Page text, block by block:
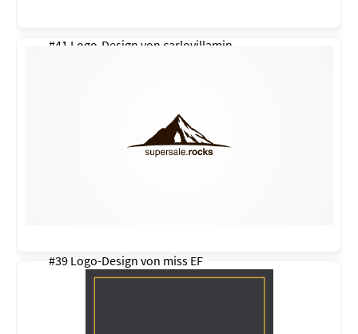
#41 Logo-Design von carlovillamin
#39 Logo-Design von miss EF